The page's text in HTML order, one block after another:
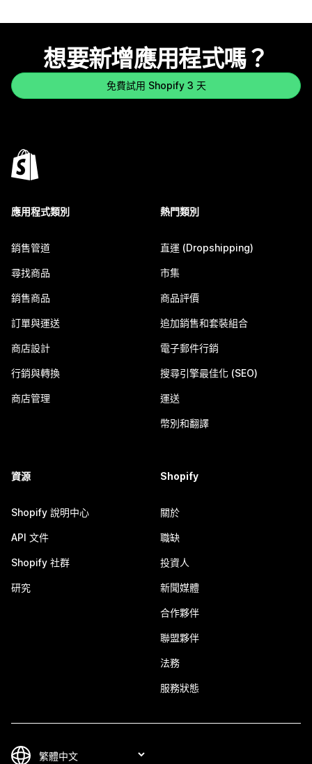
想要新增應用程式嗎？
免費試用 Shopify 3 天
應用程式類別
銷售管道
尋找商品
銷售商品
訂單與運送
商店設計
行銷與轉換
商店管理
熱門類別
直運 (Dropshipping)
市集
商品評價
追加銷售和套裝組合
電子郵件行銷
搜尋引擎最佳化 (SEO)
運送
幣別和翻譯
資源
Shopify 說明中心
API 文件
Shopify 社群
研究
Shopify
關於
職缺
投資人
新聞媒體
合作夥伴
聯盟夥伴
法務
服務狀態